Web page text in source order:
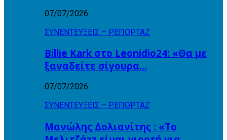
07/07/2026
ΣΥΝΕΝΤΕΥΞΕΙΣ – ΡΕΠΟΡΤΑΖ
Billie Kark στο Leonidio24: «Θα με
ξαναδείτε σίγουρα…
07/07/2026
ΣΥΝΕΝΤΕΥΞΕΙΣ – ΡΕΠΟΡΤΑΖ
Μανώλης Δολιανίτης : «Το